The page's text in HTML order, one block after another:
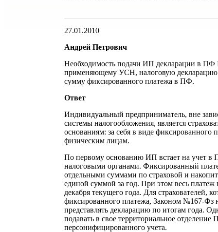
27.01.2010
Андрей Петрович
Необходимость подачи ИП декларации в
применяющему УСН, налоговую
сумму фиксированного платежа в ПФ.
Ответ
Индивидуальный предприниматель, вне
системы налогообложения, является
основаниям: за себя в виде фиксированного
физическим лицам.
По первому основанию ИП встает на учет в
налоговыми органами. Фиксированный
отдельными суммами по страховой и
единой суммой за год. При этом весь платеж
декабря текущего года. Для страхователей,
фиксированного платежа, Законом №167-Фз
представлять декларацию по итогам года.
подавать в свое территориальное
персонифицированного учета.